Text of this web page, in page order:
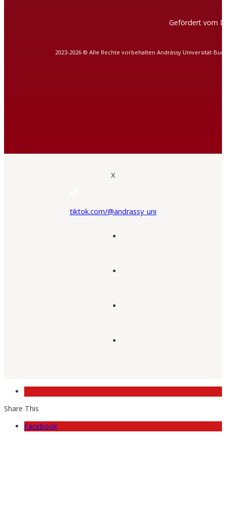
Gefördert vom
2023-2026 © Alle Rechte vorbehalten Andrássy Universität
X
tiktok.com/@andrassy_uni
Share This
Facebook